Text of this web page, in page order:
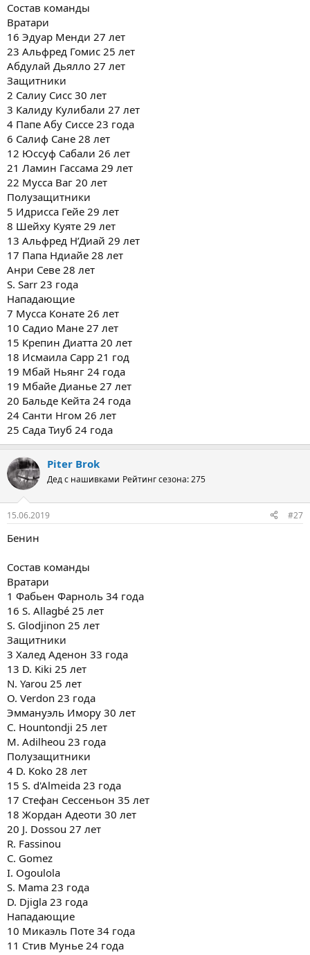
Состав команды
Вратари
16 Эдуар Менди 27 лет
23 Альфред Гомис 25 лет
Абдулай Дьялло 27 лет
Защитники
2 Салиу Сисс 30 лет
3 Калиду Кулибали 27 лет
4 Папе Абу Сиссе 23 года
6 Салиф Сане 28 лет
12 Юссуф Сабали 26 лет
21 Ламин Гассама 29 лет
22 Мусса Ваг 20 лет
Полузащитники
5 Идрисса Гейе 29 лет
8 Шейху Куяте 29 лет
13 Альфред Н’Диай 29 лет
17 Папа Ндиайе 28 лет
Анри Севе 28 лет
S. Sarr 23 года
Нападающие
7 Мусса Конате 26 лет
10 Садио Мане 27 лет
15 Крепин Диатта 20 лет
18 Исмаила Сарр 21 год
19 Мбай Ньянг 24 года
19 Мбайе Дианье 27 лет
20 Бальде Кейта 24 года
24 Санти Нгом 26 лет
25 Сада Тиуб 24 года
Piter Brok
Дед с нашивками Рейтинг сезона: 275
15.06.2019 #27
Бенин
Состав команды
Вратари
1 Фабьен Фарноль 34 года
16 S. Allagbé 25 лет
S. Glodjinon 25 лет
Защитники
3 Халед Аденон 33 года
13 D. Kiki 25 лет
N. Yarou 25 лет
O. Verdon 23 года
Эммануэль Имору 30 лет
C. Hountondji 25 лет
M. Adilheou 23 года
Полузащитники
4 D. Koko 28 лет
15 S. d'Almeida 23 года
17 Стефан Сессеньон 35 лет
18 Жордан Адеоти 30 лет
20 J. Dossou 27 лет
R. Fassinou
C. Gomez
I. Ogoulola
S. Mama 23 года
D. Djigla 23 года
Нападающие
10 Микаэль Поте 34 года
11 Стив Мунье 24 года